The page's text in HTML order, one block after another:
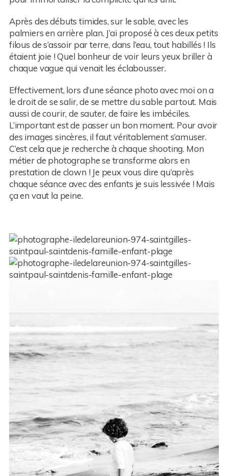
Après des débuts timides, sur le sable, avec les
palmiers en arrière plan. J’ai proposé à ces deux petits
filous de s’assoir par terre, dans l’eau, tout habillés ! Ils
étaient joie ! Quel bonheur de voir leurs yeux briller à
chaque vague qui venait les éclabousser.
Effectivement, lors d’une séance photo avec moi on a
le droit de se salir, de se mettre du sable partout. Mais
aussi de courir, de sauter, de faire les imbéciles.
L’important est de passer un bon moment. Pour avoir
des images sincères, il faut véritablement s’amuser.
C’est cela que je recherche à chaque shooting. Mon
métier de photographe se transforme alors en
prestation de clown ! Je peux vous dire qu’après
chaque séance avec des enfants je suis lessivée ! Mais
ça en vaut la peine.